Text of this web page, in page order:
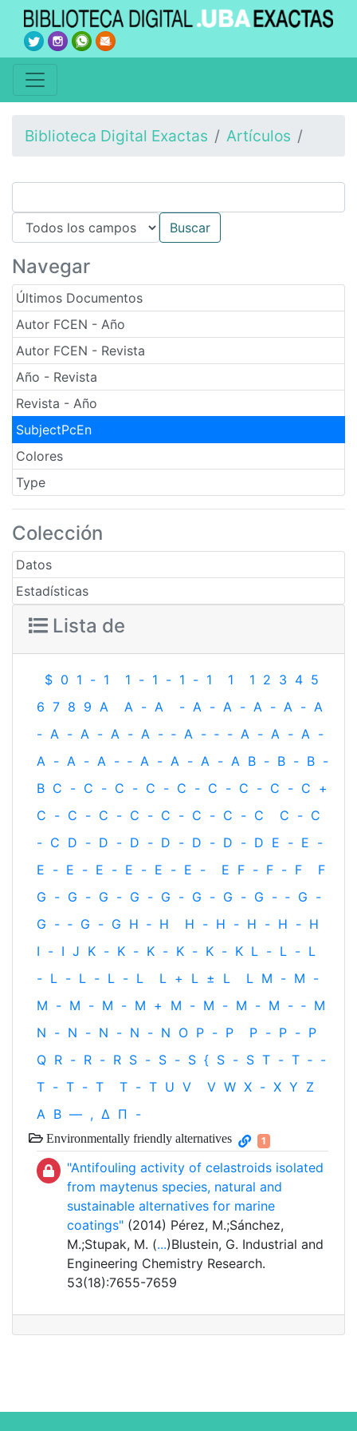
Biblioteca Digital Exactas Artículos
Navegar
Últimos Documentos
Autor FCEN - Año
Autor FCEN - Revista
Año - Revista
Revista - Año
SubjectPcEn
Colores
Type
Colección
Datos
Estadísticas
Lista de
$ 0 1 - 1 1 - 1 - 1 - 1 1 1 2 3 4 5
6 7 8 9 A A - A - A - A - A - A - A
- A - A - A - A - ‐ A - ‐ - A - A - A -
A - A - A - ‐ A - A - A - A B - B - B -
B C - C - C - C - C - C - C - C - C +
C - C - C - C - C - C - C - C C - C
- C D - D - D - D - D - D - D E - E -
E - E - E - E - E - E - E F - F - F
F
G - G - G - G - G - G - G - G - ‐ G -
G - ‐ G - G H ‐ H H - H - H - H - H
I - I J K - K - K - K - K - K L - L - L
- L - L - L - L L + L ± L L M - M -
M - M - M - M + M - M - M - M - ‐ M
N - N - N - N - N O P - P P - P - P
Q R - R - R S - S - S { S - S T - T ‐ -
T - T - T T - T U V V W X - X Y Z
Α Β — , Δ Π -
Environmentally friendly alternatives 1
"Antifouling activity of celastroids isolated
from maytenus species, natural and
sustainable alternatives for marine
coatings" (2014) Pérez, M.;Sánchez,
M.;Stupak, M. (...)Blustein, G. Industrial and
Engineering Chemistry Research.
53(18):7655-7659